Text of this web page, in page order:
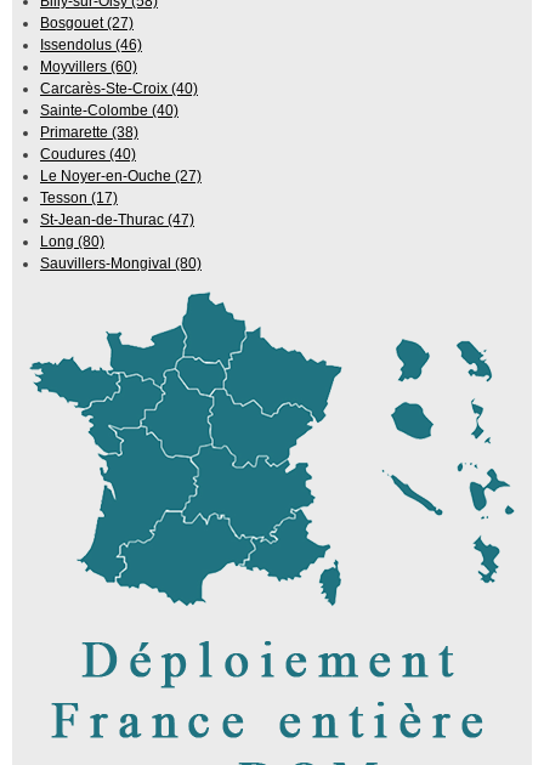
Bosgouet (27)
Issendolus (46)
Moyvillers (60)
Carcarès-Ste-Croix (40)
Sainte-Colombe (40)
Primarette (38)
Coudures (40)
Le Noyer-en-Ouche (27)
Tesson (17)
St-Jean-de-Thurac (47)
Long (80)
Sauvillers-Mongival (80)